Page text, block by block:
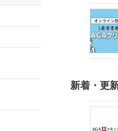
新着・更